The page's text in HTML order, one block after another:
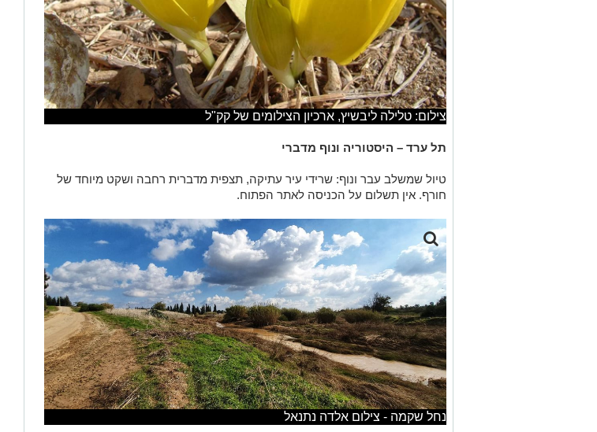
צילום: טלילה ליבשיץ, ארכיון הצילומים של קק"ל
תל ערד – היסטוריה ונוף מדברי
טיול שמשלב עבר ונוף: שרידי עיר עתיקה, תצפית מדברית רחבה ושקט מיוחד של
חורף. אין תשלום על הכניסה לאתר הפתוח.
נחל שקמה - צילום אלדה נתנאל